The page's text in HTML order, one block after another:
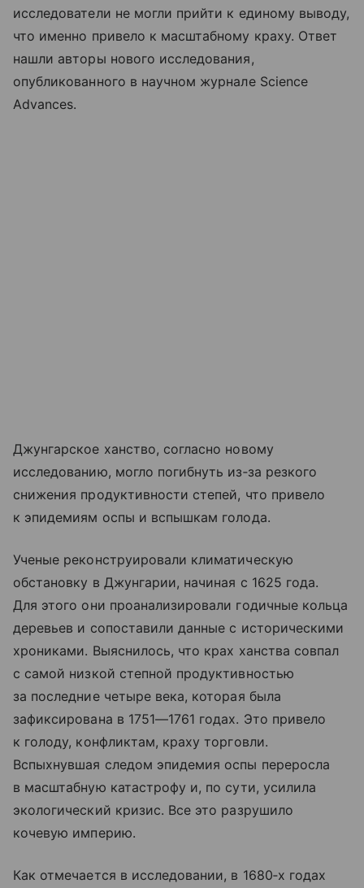
исследователи не могли прийти к единому выводу,
что именно привело к масштабному краху. Ответ
нашли авторы нового исследования,
опубликованного в научном журнале Science
Advances.
Джунгарское ханство, согласно новому
исследованию, могло погибнуть из‑за резкого
снижения продуктивности степей, что привело
к эпидемиям оспы и вспышкам голода.
Ученые реконструировали климатическую
обстановку в Джунгарии, начиная с 1625 года.
Для этого они проанализировали годичные кольца
деревьев и сопоставили данные с историческими
хрониками. Выяснилось, что крах ханства совпал
с самой низкой степной продуктивностью
за последние четыре века, которая была
зафиксирована в 1751—1761 годах. Это привело
к голоду, конфликтам, краху торговли.
Вспыхнувшая следом эпидемия оспы переросла
в масштабную катастрофу и, по сути, усилила
экологический кризис. Все это разрушило
кочевую империю.
Как отмечается в исследовании, в 1680‑х годах